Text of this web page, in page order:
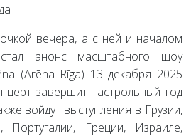
вечера, а с ней и началом
анонс масштабного шоу
(Arēna Rīga) 13 декабря 2025
завершит гастрольный год
войдут выступления в Грузии,
Португалии, Греции, Израиле,